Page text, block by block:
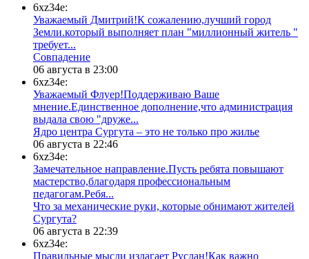
6xz34e:
Уважаемый Дмитрий!К сожалению,лучший город
Земли.который выполняет план "миллионный житель "
требует...
​Совпадение
06 августа в 23:00
6xz34e:
Уважаемый Флуер!Поддерживаю Ваше
мнение.Единственное дополнение,что администрация
выдала свою "друже...
​Ядро центра Сургута ‒ это не только про жилье
06 августа в 22:46
6xz34e:
Замечательное направление.Пусть ребята повышают
мастерство,благодаря профессиональным
педагогам.Ребя...
​Что за механические руки, которые обнимают жителей
Сургута?
06 августа в 22:39
6xz34e:
Правильные мысли излагает Руслан!Как важно